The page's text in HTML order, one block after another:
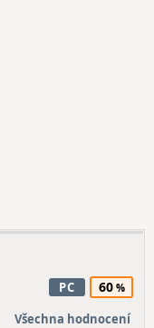
PC 60
Všechna hodnocení